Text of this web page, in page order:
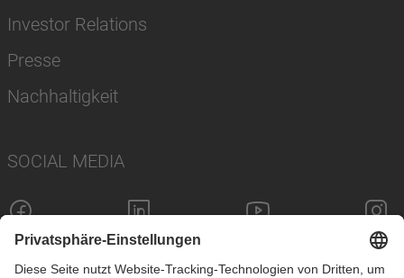
Investor Relations
Presse
Nachhaltigkeit
SOCIAL MEDIA